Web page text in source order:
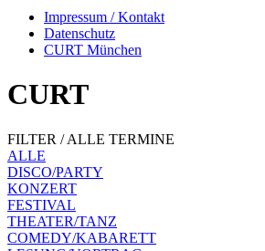
Impressum / Kontakt
Datenschutz
CURT München
CURT
FILTER / ALLE TERMINE
ALLE
DISCO/PARTY
KONZERT
FESTIVAL
THEATER/TANZ
COMEDY/KABARETT